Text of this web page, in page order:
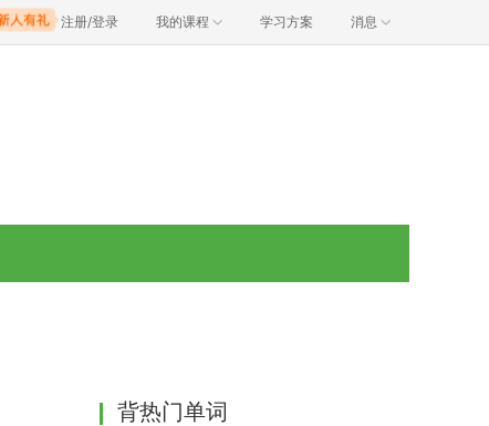
注册/登录 我的课程 学习方案 消息
背热门单词